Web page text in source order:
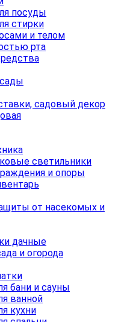
посуды
стирки
и телом
рта
садовый декор
светильники
и опоры
от насекомых и
дачные
и огорода
бани и сауны
ванной
кухни